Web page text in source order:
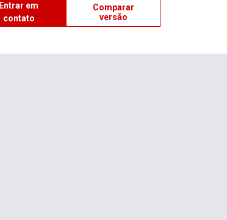
Entrar em
contato
Comparar
versão